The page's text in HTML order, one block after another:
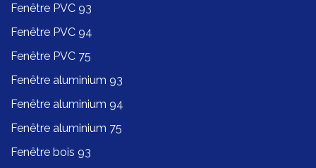
Fenêtre PVC 93
Fenêtre PVC 94
Fenêtre PVC 75
Fenêtre aluminium 93
Fenêtre aluminium 94
Fenêtre aluminium 75
Fenêtre bois 93